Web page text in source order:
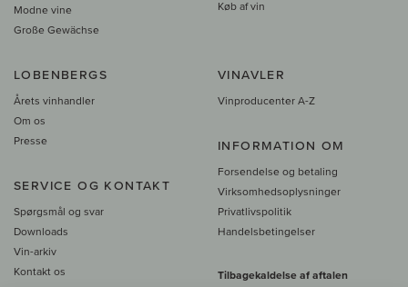
Modne vine
Große Gewächse
Køb af vin
LOBENBERGS
Årets vinhandler
Om os
Presse
SERVICE OG KONTAKT
Spørgsmål og svar
Downloads
Vin-arkiv
Kontakt os
VINAVLER
Vinproducenter A-Z
INFORMATION OM
Forsendelse og betaling
Virksomhedsoplysninger
Privatlivspolitik
Handelsbetingelser
Tilbagekaldelse af aftalen